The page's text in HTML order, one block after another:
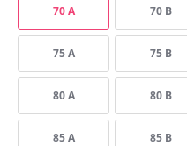
70 A 70 B
75 A 75 B
80 A 80 B
85 A 85 B